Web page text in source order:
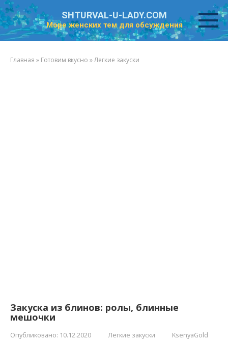
Перейти
к
контенту
SHTURVAL-U-LADY.COM
Море женских тем для обсуждения
Главная » Готовим вкусно »Легкие закуски
Закуска из блинов: ролы, блинные
мешочки
Опубликовано: 10.12.2020 Легкие закуски KsenyaGold